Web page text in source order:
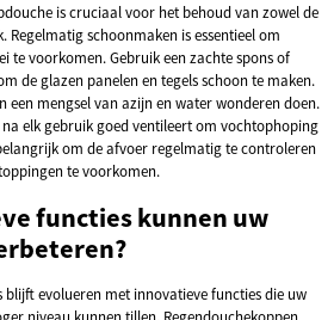
is cruciaal voor het behoud van zowel de
Regelmatig schoonmaken is essentieel om
te voorkomen. Gebruik een zachte spons of
de glazen panelen en tegels schoon te maken.
een mengsel van azijn en water wonderen doen.
elk gebruik goed ventileert om vochtophoping
om de afvoer regelmatig te controleren
te voorkomen.
functies kunnen uw
blijft evolueren met innovatieve functies die uw